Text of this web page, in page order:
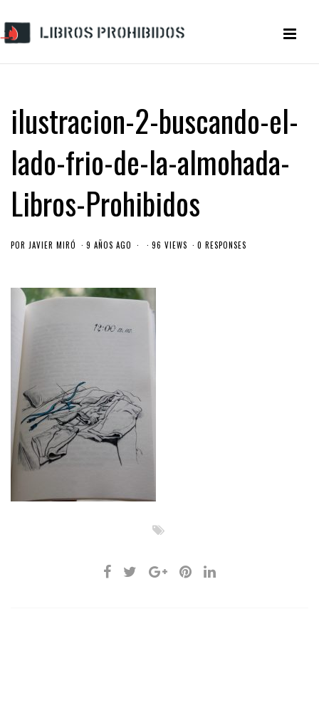
ilustracion-2-buscando-el-
lado-frio-de-la-almohada-
Libros-Prohibidos
POR JAVIER MIRÓ 9 AÑOS AGO 96 VIEWS 0 RESPONSES